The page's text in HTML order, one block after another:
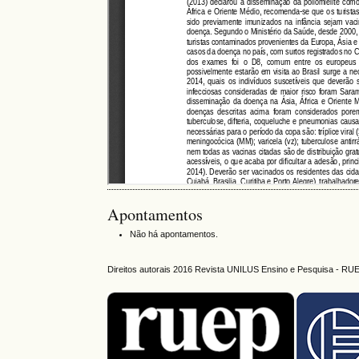
Apontamentos
Não há apontamentos.
Direitos autorais 2016 Revista UNILUS Ensino e Pesquisa -